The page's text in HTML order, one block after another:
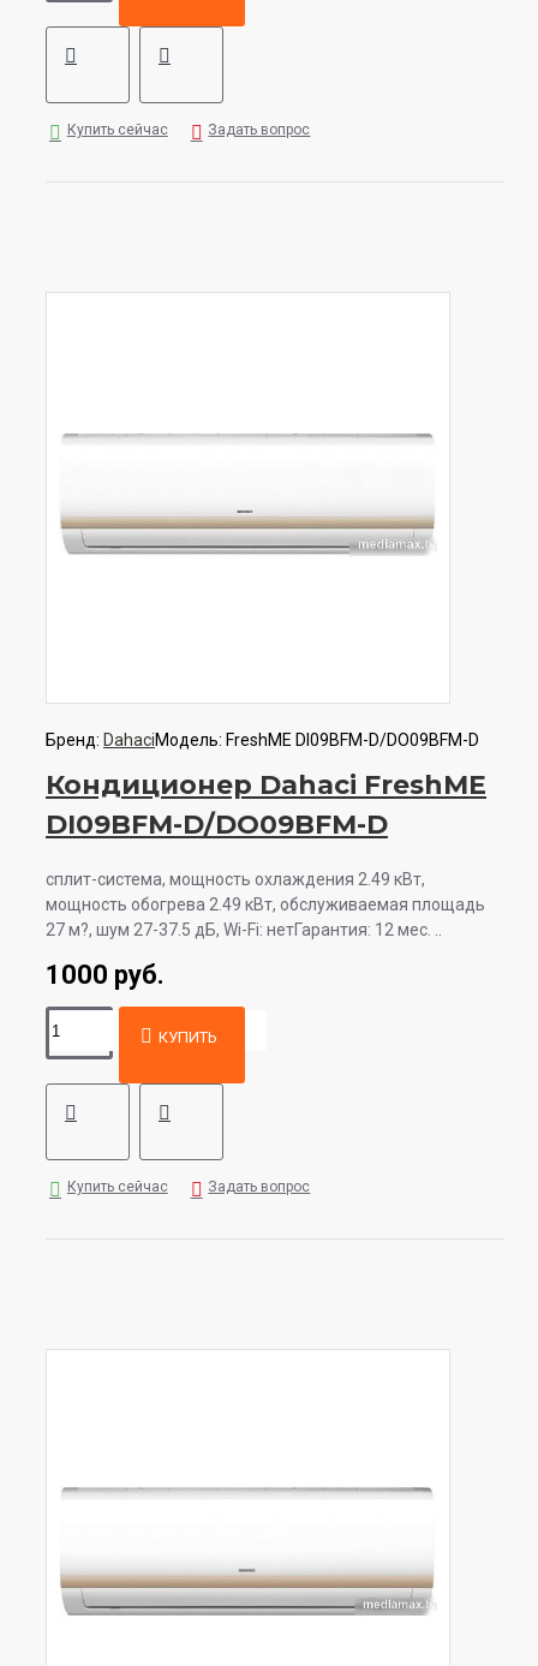
Купить сейчас Задать вопрос
Бренд: DahaciМодель: FreshME DI09BFM-D/DO09BFM-D
Кондиционер Dahaci FreshME
DI09BFM-D/DO09BFM-D
сплит-система, мощность охлаждения 2.49 кВт,
мощность обогрева 2.49 кВт, обслуживаемая площадь
27 м?, шум 27-37.5 дБ, Wi-Fi: нетГарантия: 12 мес. ..
1000 руб.
КУПИТЬ
Купить сейчас Задать вопрос